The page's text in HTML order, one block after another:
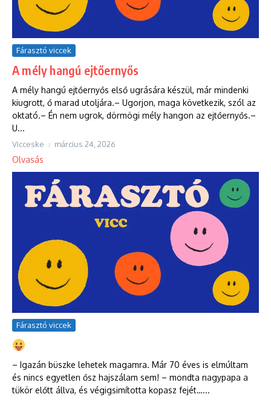
Fárasztó viccek
A mély hangú ejtőernyős
A mély hangú ejtőernyős első ugrására készül, már mindenki
kiugrott, ő marad utoljára.– Ugorjon, maga következik, szól az
oktató.– Én nem ugrok, dörmögi mély hangon az ejtőernyős.–
U...
Vicceske március 24, 2026
Olvasás
Fárasztó viccek
– Igazán büszke lehetek magamra. Már 70 éves is elmúltam
és nincs egyetlen ősz hajszálam sem! – mondta nagypapa a
tükör előtt állva, és végigsimította kopasz fejét…...